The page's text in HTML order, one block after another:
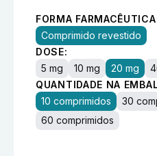
FORMA
Comprimido revestido
DOSE:
5 mg
10 mg 20 mg
QUANTIDADE NA
10 comprimidos
30
60 comprimidos